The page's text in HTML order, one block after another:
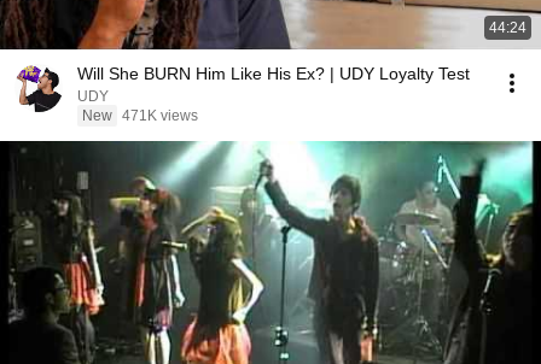
44:24
Will She BURN Him Like His Ex? | UDY Loyalty Test
UDY
New 471K views